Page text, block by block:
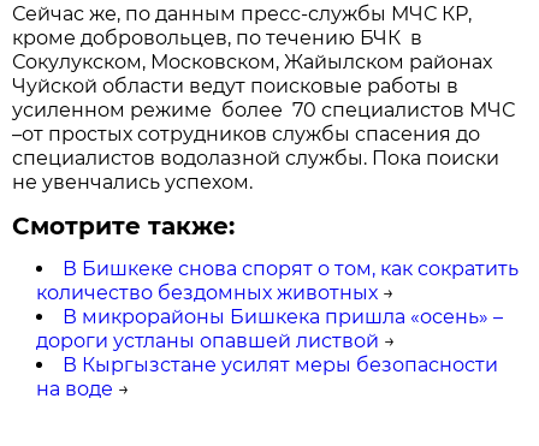
Сейчас же, по данным пресс-службы МЧС КР,
кроме добровольцев, по течению БЧК в
Сокулукском, Московском, Жайылском районах
Чуйской области ведут поисковые работы в
усиленном режиме более 70 специалистов МЧС
–от простых сотрудников службы спасения до
специалистов водолазной службы. Пока поиски
не увенчались успехом.
Смотрите также:
В Бишкеке снова спорят о том, как сократить
количество бездомных животных →
В микрорайоны Бишкека пришла «осень» –
дороги устланы опавшей листвой →
В Кыргызстане усилят меры безопасности
на воде →